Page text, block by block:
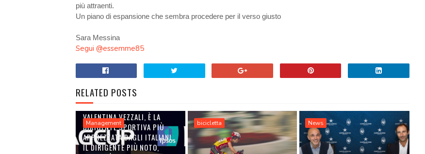
più attraenti.
Un piano di espansione che sembra procedere per il verso giusto
Sara Messina
Segui @essemme85
RELATED POSTS
Management
VALENTINA VEZZALI, È LA
DIRIGENTE SPORTIVA PIÙ
APPREZZATA DAGLI ITALIANI.
IL DIRIGENTE PIÙ NOTO,
bicicletta News